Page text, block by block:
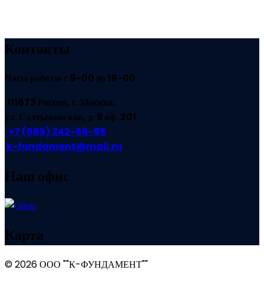
Контакты
Часы работы с 9-00 до 18-00
111673 Россия, г. Москва,
ул. Салтыковская, д. 8 оф. 201
+7 (965) 242-66-95
k-fundament@mail.ru
Наш офис
Карта
© 2026 ООО ""К-ФУНДАМЕНТ""